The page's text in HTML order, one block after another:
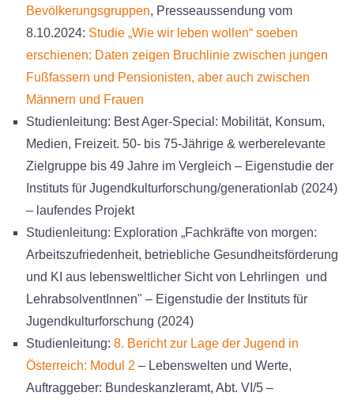
Bevölkerungsgruppen, Presseaussendung vom
8.10.2024: Studie „Wie wir leben wollen“ soeben
erschienen: Daten zeigen Bruchlinie zwischen jungen
Fußfassern und Pensionisten, aber auch zwischen
Männern und Frauen
Studienleitung: Best Ager-Special: Mobilität, Konsum,
Medien, Freizeit. 50- bis 75-Jährige & werberelevante
Zielgruppe bis 49 Jahre im Vergleich – Eigenstudie der
Instituts für Jugendkulturforschung/generationlab (2024)
– laufendes Projekt
Studienleitung: Exploration „Fachkräfte von morgen:
Arbeitszufriedenheit, betriebliche Gesundheitsförderung
und KI aus lebensweltlicher Sicht von Lehrlingen und
LehrabsolventInnen" – Eigenstudie der Instituts für
Jugendkulturforschung (2024)
Studienleitung: 8. Bericht zur Lage der Jugend in
Österreich: Modul 2 – Lebenswelten und Werte,
Auftraggeber: Bundeskanzleramt, Abt. VI/5 –